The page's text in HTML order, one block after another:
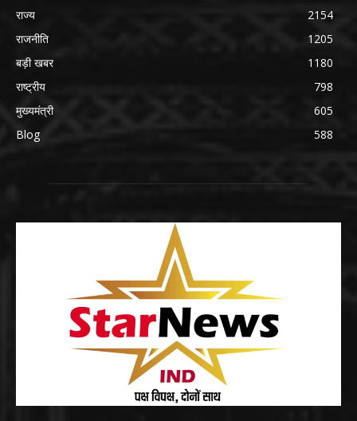
राज्य
2154
राजनीति
1205
बड़ी खबर
1180
राष्ट्रीय
798
मुख्यमंत्री
605
Blog
588